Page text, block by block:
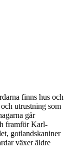
finns hus och
utrustning som
går
framför Karl-
gotlandskaniner
växer äldre